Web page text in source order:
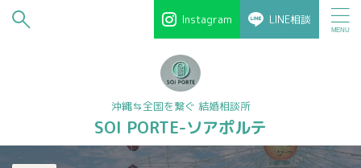
Instagram LINE相談
沖縄⇆全国を繋ぐ 結婚相談所
SOI PORTE-ソアポルテ